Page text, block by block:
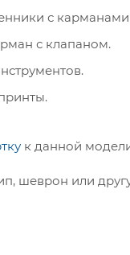
с
с клапаном.
к данной
шеврон или